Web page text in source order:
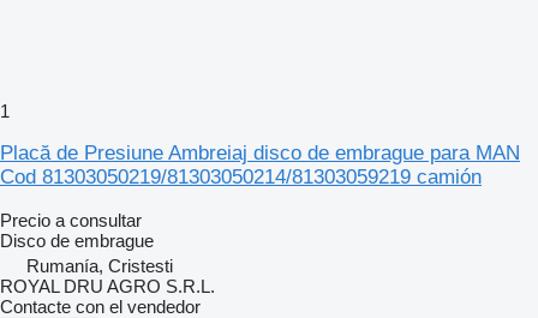
1
Placă de Presiune Ambreiaj disco de embrague para MAN
Cod 81303050219/81303050214/81303059219 camión
Precio a consultar
Disco de embrague
Rumanía, Cristesti
ROYAL DRU AGRO S.R.L.
Contacte con el vendedor